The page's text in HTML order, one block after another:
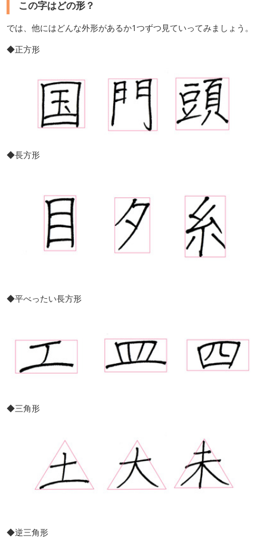
この字はどの形？
では、他にはどんな外形があるか1つずつ見ていってみましょう。
◆正方形
◆長方形
◆平べったい長方形
◆三角形
◆逆三角形